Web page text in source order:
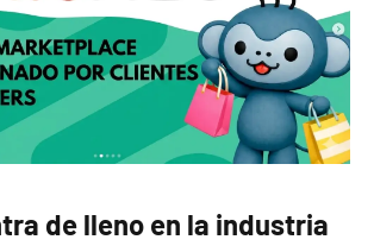
de lleno en la industria